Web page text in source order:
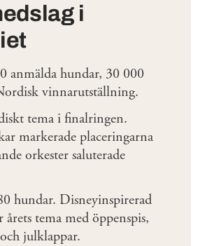
i
anmälda hundar, 30 000
vinnarutställning.
tema i finalringen.
markerade placeringarna
orkester saluterade
hundar. Disneyinspirerad
tema med öppenspis,
julklappar.